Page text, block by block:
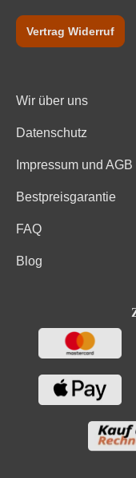
Trauben,
Vertrag Widerruf
Wir über uns
Datenschutz
Impressum und AGB
Bestpreisgarantie
FAQ
Blog